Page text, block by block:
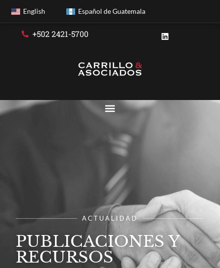
English Español de Guatemala
+502 2421-5700
ACTUALIDAD
PUBLICACIONES Y
RECURSOS